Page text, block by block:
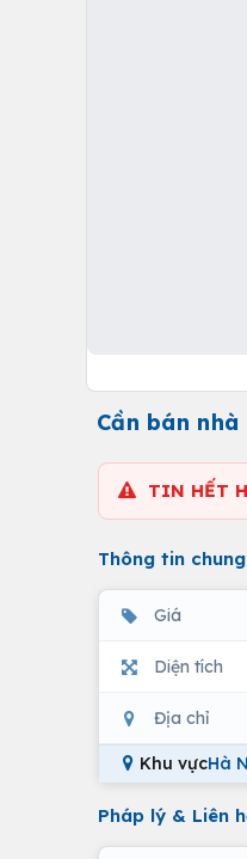
Cần bán
TIN HẾT
Thông tin chung
Giá
Diện tích
Địa chỉ
Khu vựcHà
Pháp lý & Liên